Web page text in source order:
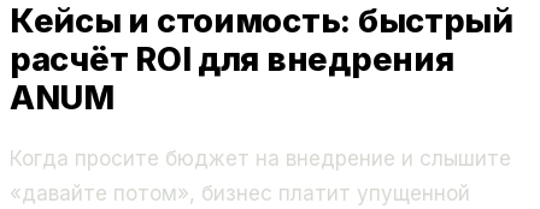
Кейсы и стоимость: быстрый
расчёт ROI для внедрения
ANUM
Когда просите бюджет на внедрение и слышите
«давайте потом», бизнес платит упущенной